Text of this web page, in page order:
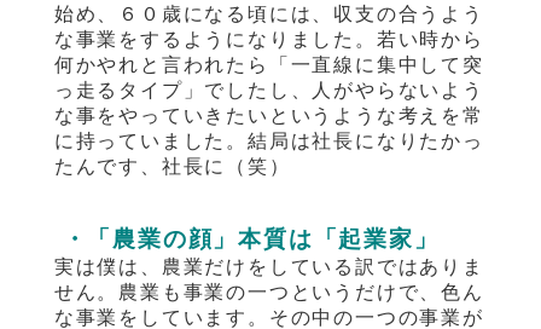
始め、６０歳になる頃には、収支の合うよう
な事業をするようになりました。若い時から
何かやれと言われたら「一直線に集中して突
っ走るタイプ」でしたし、人がやらないよう
な事をやっていきたいというような考えを常
に持っていました。結局は社長になりたかっ
たんです、社長に（笑）
・「農業の顔」本質は「起業家」
実は僕は、農業だけをしている訳ではありま
せん。農業も事業の一つというだけで、色ん
な事業をしています。その中の一つの事業が